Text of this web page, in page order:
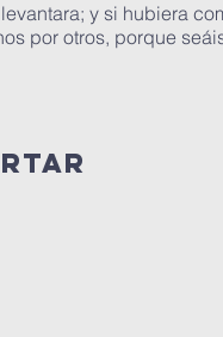
y si hubiera
por otros, porque